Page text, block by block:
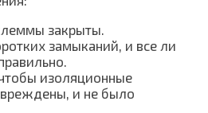
закрыты.
замыканий, и все ли
изоляционные
и не было